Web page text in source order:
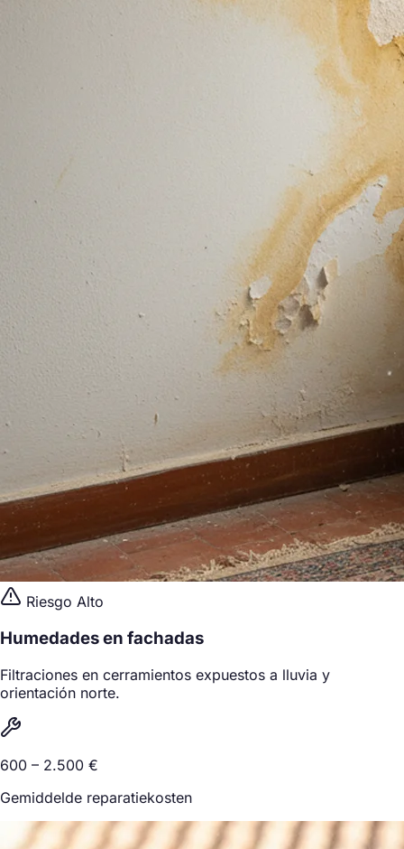
Riesgo Alto
Humedades en fachadas
Filtraciones en cerramientos expuestos a lluvia y
orientación norte.
600 – 2.500 €
Gemiddelde reparatiekosten